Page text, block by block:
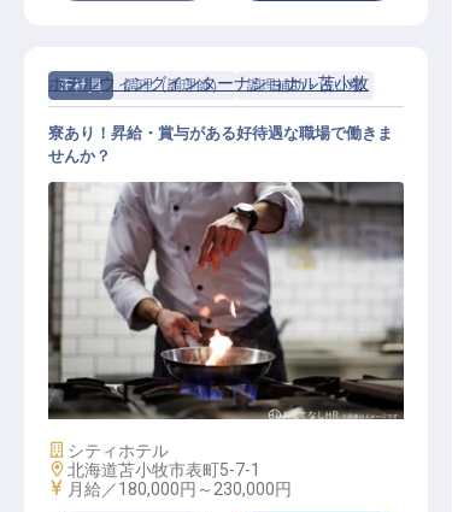
正社員 調理（調理師） 調理補助・洗い場
調理員（見習いスタッフ）
ホテルウィングインターナショナル苫小牧
寮あり！昇給・賞与がある好待遇な職場で働きま
せんか？
施設業態
シティホテル
勤務地
北海道苫小牧市表町5-7-1
給与
月給／180,000円～ 230,000円